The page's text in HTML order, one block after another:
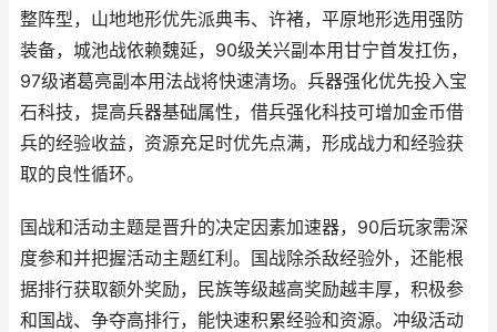
整阵型，山地地形优先派典韦、许褚，平原地形选用强防
装备，城池战依赖魏延，90级关兴副本用甘宁首发扛伤，
97级诸葛亮副本用法战将快速清场。兵器强化优先投入宝
石科技，提高兵器基础属性，借兵强化科技可增加金币借
兵的经验收益，资源充足时优先点满，形成战力和经验获
取的良性循环。
国战和活动主题是晋升的决定因素加速器，90后玩家需深
度参和并把握活动主题红利。国战除杀敌经验外，还能根
据排行获取额外奖励，民族等级越高奖励越丰厚，积极参
和国战、争夺高排行，能快速积累经验和资源。冲级活动